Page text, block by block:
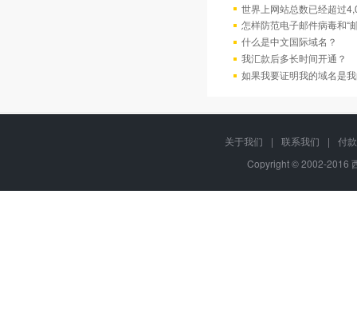
世界上网站总数已经超过
怎样防范电子邮件病毒和“
什么是中文国际域名？
我汇款后多长时间开通？
如果我要证明我的域名是
关于我们 | 联系我们 |
付
Copyright © 2002-2016